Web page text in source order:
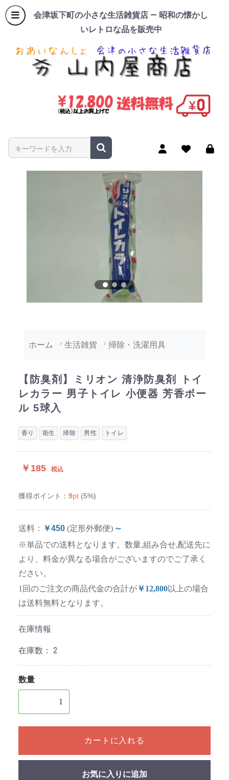
会津坂下町の小さな生活雑貨店 — 昭和の懐かし
いレトロな品を販売中
商品名やキーワードを入力
ホーム 生活雑貨 掃除・洗濯用具
【防臭剤】ミリオン 清浄防臭剤 トイ
レカラー 男子トイレ 小便器 芳香ボー
ル 5球入
香り 衛生 掃除 男性 トイレ
￥185 税込
獲得ポイント： 9pt (5%)
送料： ￥450 (定形外郵便) ～
※単品での送料となります。数量,組み合せ,配送先に
より、料金が異なる場合がございますのでご了承く
ださい。
1回のご注文の商品代金の合計が￥12,800以上の場合
は送料無料となります。
在庫情報
在庫数： 2
数量
1個以上の数量を入力してください
カートに入れる
お気に入りに追加